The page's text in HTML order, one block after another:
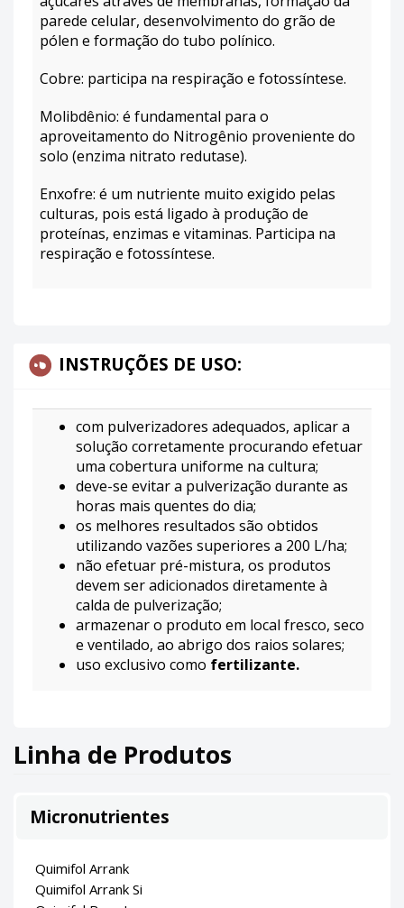
parede celular, desenvolvimento do grão de
pólen e formação do tubo polínico.
Cobre: participa na respiração e fotossíntese.
Molibdênio: é fundamental para o
aproveitamento do Nitrogênio proveniente do
solo (enzima nitrato redutase).
Enxofre: é um nutriente muito exigido pelas
culturas, pois está ligado à produção de
proteínas, enzimas e vitaminas. Participa na
respiração e fotossíntese.
INSTRUÇÕES DE USO:
com pulverizadores adequados, aplicar a
solução corretamente procurando efetuar
uma cobertura uniforme na cultura;
deve-se evitar a pulverização durante as
horas mais quentes do dia;
os melhores resultados são obtidos
utilizando vazões superiores a 200 L/ha;
não efetuar pré-mistura, os produtos
devem ser adicionados diretamente à
calda de pulverização;
armazenar o produto em local fresco, seco
e ventilado, ao abrigo dos raios solares;
uso exclusivo como fertilizante.
Linha de Produtos
Micronutrientes
Quimifol Arrank
Quimifol Arrank Si